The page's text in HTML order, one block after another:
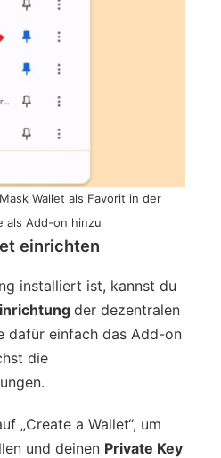
Wallet als Favorit in der
als Add-on hinzu
einrichten
installiert ist, kannst du
der dezentralen
dafür einfach das Add-on
die
„Create a Wallet“, um
und deinen Private Key